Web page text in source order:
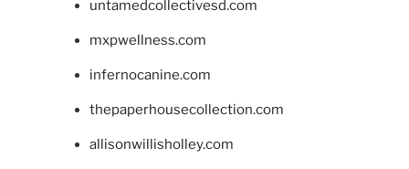
untamedcollectivesd.com
mxpwellness.com
infernocanine.com
thepaperhousecollection.com
allisonwillisholley.com